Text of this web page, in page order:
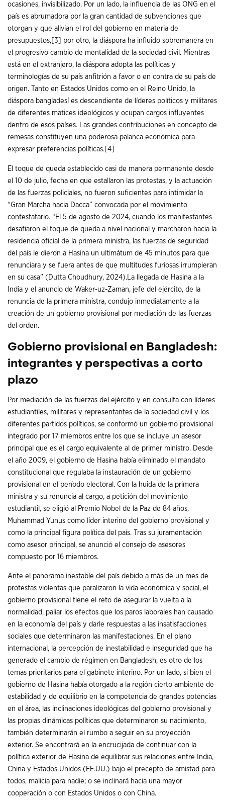
ocasiones, invisibilizado. Por un lado, la influencia de las ONG en el
país es abrumadora por la gran cantidad de subvenciones que
otorgan y que alivian el rol del gobierno en materia de
presupuestos, [3]
por otro, la diáspora ha influido sobremanera en
el progresivo cambio de mentalidad de la sociedad civil. Mientras
está en el extranjero, la diáspora adopta las políticas y
terminologías de su país anfitrión a favor o en contra de su país de
origen. Tanto en Estados Unidos como en el Reino Unido, la
diáspora bangladesí es descendiente de líderes políticos y militares
de diferentes matices ideológicos y ocupan cargos influyentes
dentro de esos países. Las grandes contribuciones en concepto de
remesas constituyen una poderosa palanca económica para
expresar preferencias políticas. [4]
El toque de queda establecido casi de manera permanente desde
el 10 de julio, fecha en que estallaron las protestas, y la actuación
de las fuerzas policiales, no fueron suficientes para intimidar la
“Gran Marcha hacia Dacca” convocada por el movimiento
contestatario. “El 5 de agosto de 2024, cuando los manifestantes
desafiaron el toque de queda a nivel nacional y marcharon hacia la
residencia oficial de la primera ministra, las fuerzas de seguridad
del país le dieron a Hasina un ultimátum de 45 minutos para que
renunciara y se fuera antes de que multitudes furiosas irrumpieran
en su casa” (Dutta Choudhury, 2024).La llegada de Hasina a la
India y el anuncio de Waker-uz-Zaman, jefe del ejército, de la
renuncia de la primera ministra, condujo inmediatamente a la
creación de un gobierno provisional por mediación de las fuerzas
del orden.
Gobierno provisional en Bangladesh:
integrantes y perspectivas a corto
plazo
Por mediación de las fuerzas del ejército y en consulta con líderes
estudiantiles, militares y representantes de la sociedad civil y los
diferentes partidos políticos, se conformó un gobierno provisional
integrado por 17 miembros entre los que se incluye un asesor
principal que es el cargo equivalente al de primer ministro. Desde
el año 2009, el gobierno de Hasina había eliminado el mandato
constitucional que regulaba la instauración de un gobierno
provisional en el período electoral. Con la huida de la primera
ministra y su renuncia al cargo, a petición del movimiento
estudiantil, se eligió al Premio Nobel de la Paz de 84 años,
Muhammad Yunus como líder interino del gobierno provisional y
como la principal figura política del país. Tras su juramentación
como asesor principal, se anunció el consejo de asesores
compuesto por 16 miembros.
Ante el panorama inestable del país debido a más de un mes de
protestas violentas que paralizaron la vida económica y social, el
gobierno provisional tiene el reto de asegurar la vuelta a la
normalidad, paliar los efectos que los paros laborales han causado
en la economía del país y darle respuestas a las insatisfacciones
sociales que determinaron las manifestaciones. En el plano
internacional, la percepción de inestabilidad e inseguridad que ha
generado el cambio de régimen en Bangladesh, es otro de los
temas prioritarios para el gabinete interino. Por un lado, si bien el
gobierno de Hasina había otorgado a la región cierto ambiente de
estabilidad y de equilibrio en la competencia de grandes potencias
en el área, las inclinaciones ideológicas del gobierno provisional y
las propias dinámicas políticas que determinaron su nacimiento,
también determinarán el rumbo a seguir en su proyección
exterior. Se encontrará en la encrucijada de continuar con la
política exterior de Hasina de equilibrar sus relaciones entre India,
China y Estados Unidos (EE.UU.) bajo el precepto de amistad para
todos, malicia para nadie; o se inclinará hacia una mayor
cooperación o con Estados Unidos o con China.